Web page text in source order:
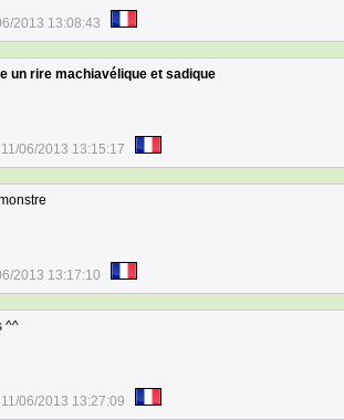
2013 13:08:43
un rire machiavélique et sadique
11/06/2013 13:15:17
2013 13:17:10
^^
11/06/2013 13:27:09